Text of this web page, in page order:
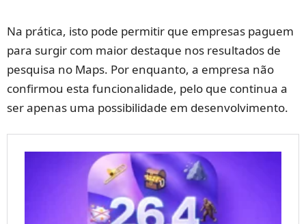
Na prática, isto pode permitir que empresas paguem
para surgir com maior destaque nos resultados de
pesquisa no Maps. Por enquanto, a empresa não
confirmou esta funcionalidade, pelo que continua a
ser apenas uma possibilidade em desenvolvimento.